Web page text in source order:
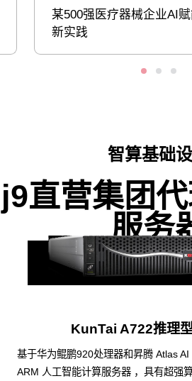
某500强医疗器械企业AI
新实践
智算基础
j9直营集团
服务
KunTai A722推理
基于华为鲲鹏920处理器和昇腾 Atlas
ARM 人工智能计算服务器 ，具有超强